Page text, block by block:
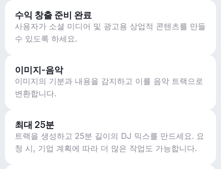
수익 창출 준비 완료
사용자가 소셜 미디어 및 광고용 상업적 콘텐츠를 만들
수 있도록 하세요.
이미지-음악
이미지의 기분과 내용을 감지하고 이를 음악 트랙으로
변환합니다.
최대 25분
트랙을 생성하고 25분 길이의 DJ 믹스를 만드세요. 요
청 시, 기업 계획에 따라 더 많은 작업도 가능합니다.